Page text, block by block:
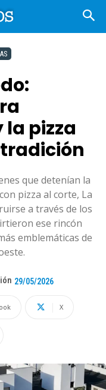
pizza
que detenían la
pizza al corte, La
a través de los
ese rincón
emblemáticas de
29/05/2026
X